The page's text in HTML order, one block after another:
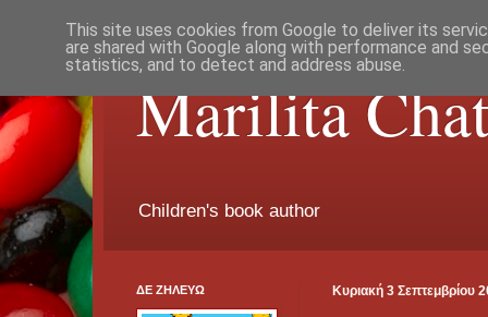
Marilita
Children's book author
Κυριακή 3 Σεπτεμβρίου
ΔΕ ΖΗΛΕΥΩ
This site uses cookies from Google to deliver its
are shared with Google along with performance and
statistics, and to detect and address abuse.